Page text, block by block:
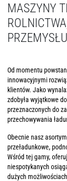
MASZYNY
PRZEMYSŁU
Od momentu
innowacyjnymi
klientów. Jako
zdobyła wyjątkowe
przeznaczonych do
przechowywania
Obecnie nasz
przeładunkowe,
Wśród tej gamy,
niespotykanych
dużych